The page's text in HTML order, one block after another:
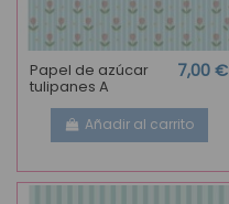
Papel de azúcar
tulipanes A
7,00 €
Añadir al carrito